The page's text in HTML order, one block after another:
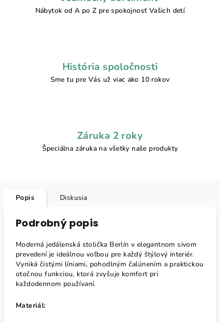
Nábytok od A po Z pre spokojnosť Vašich detí
História spoločnosti
Sme tu pre Vás už viac ako 10 rokov
Záruka 2 roky
Špeciálna záruka na všetky naše produkty
Popis Diskusia
Podrobný popis
Moderná jedálenská stolička Berlín v elegantnom sivom
prevedení je ideálnou voľbou pre každý štýlový interiér.
Vyniká čistými líniami, pohodlným čalúnením a praktickou
otočnou funkciou, ktorá zvyšuje komfort pri
každodennom používaní.
Materiál: